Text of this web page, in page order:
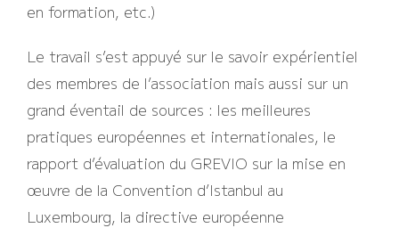
en formation, etc.)
Le travail s’est appuyé sur le savoir expérientiel
des membres de l’association mais aussi sur un
grand éventail de sources : les meilleures
pratiques européennes et internationales, le
rapport d’évaluation du GREVIO sur la mise en
œuvre de la Convention d’Istanbul au
Luxembourg, la directive européenne